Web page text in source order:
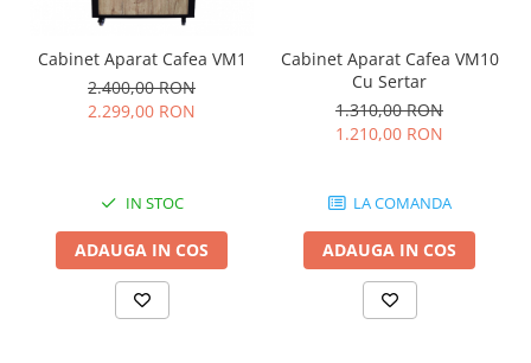
Cabinet Aparat Cafea VM1
2.400,00 RON
2.299,00 RON
IN STOC
ADAUGA IN COS
Cabinet Aparat Cafea VM10
Cu Sertar
1.310,00 RON
1.210,00 RON
LA COMANDA
ADAUGA IN COS